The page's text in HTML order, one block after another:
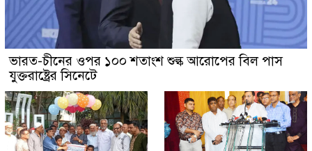
ভারত-চীনের ওপর ১০০ শতাংশ শুল্ক আরোপের বিল পাস
যুক্তরাষ্ট্রের সিনেটে